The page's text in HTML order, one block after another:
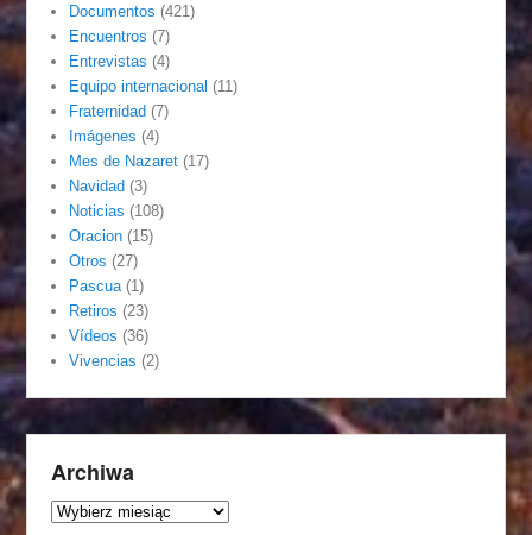
Documentos (421)
Encuentros (7)
Entrevistas (4)
Equipo internacional (11)
Fraternidad (7)
Imágenes (4)
Mes de Nazaret (17)
Navidad (3)
Noticias (108)
Oracion (15)
Otros (27)
Pascua (1)
Retiros (23)
Vídeos (36)
Vivencias (2)
Archiwa
Archiwa